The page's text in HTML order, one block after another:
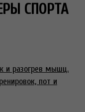
СПОРТА
и разогрев мышц.
пот и